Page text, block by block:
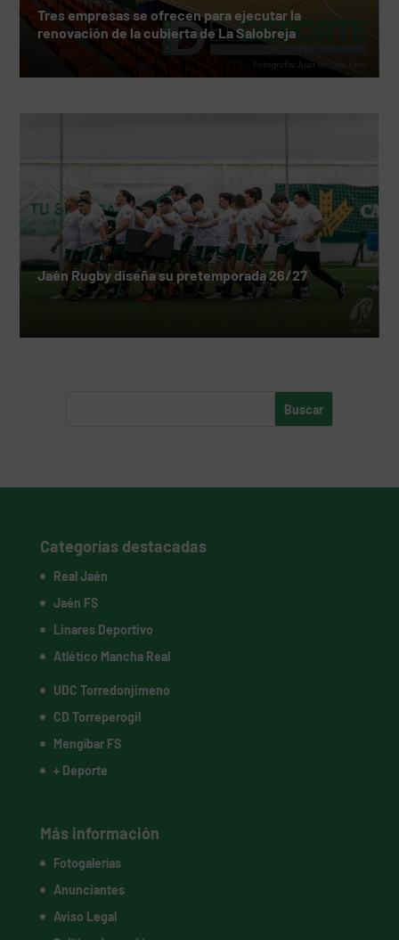
Tres empresas se ofrecen para ejecutar la
renovación de la cubierta de La Salobreja
Jaén Rugby diseña su pretemporada 26/27
Categorías destacadas
Real Jaén
Jaén FS
Linares Deportivo
Atlético Mancha Real
UDC Torredonjimeno
CD Torreperogil
Mengíbar FS
+ Deporte
Más información
Fotogalerías
Anunciantes
Aviso Legal